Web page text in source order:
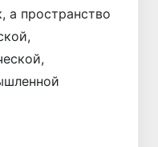
а пространство